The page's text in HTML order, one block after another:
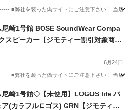
■弊社を装った偽サイトにご注意下さい！ 当店の
おもちゃ
崎1号館 BOSE SoundWear Compa
スピーカー【ジモティー割引対象商
6月24日
■弊社を装った偽サイトにご注意下さい！ 当店の
オーディオ Companion
崎1号館◇【未使用】LOGOS life バ
(カラフルロゴス) GRN【ジモティー